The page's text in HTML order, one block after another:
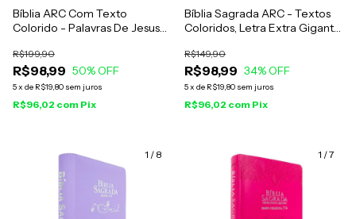
Bíblia ARC Com Texto
Colorido - Palavras De Jesus
Celestial 774 Capa Luxo Preta
Águia
R$98,99
R$199,90
50% OFF
5x de R$19,80 sem juros
R$96,02 com Pix
Bíblia Sagrada ARC - Textos
Coloridos, Letra Extra Gigante
R$98,99
R$149,90
34% OFF
5x de R$19,80 sem juros
R$96,02 com Pix
1 / 8 1 /7